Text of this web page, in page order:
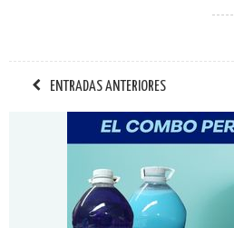
ENTRADAS ANTERIORES